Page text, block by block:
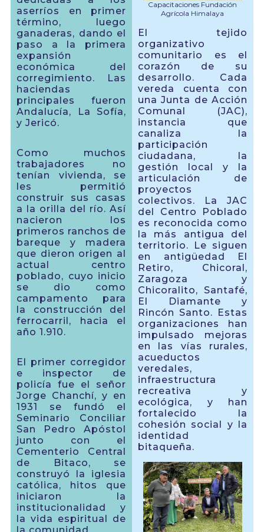
aserríos en primer
término, luego
ganaderas, dando el
paso a la primera
expansión
económica del
corregimiento. Las
haciendas
principales fueron
Andalucía, La Sofía,
y Jericó.
Como muchos
trabajadores no
tenían vivienda, se
les permitió
construir sus casas
a la orilla del río. Así
nacieron los
primeros ranchos de
bareque y madera
que dieron origen al
actual centro
poblado, cuyo inicio
se dio como
campamento para
la construcción del
ferrocarril, hacia el
año 1.910.
El primer corregidor
e inspector de
policía fue el señor
Jorge Chanchí, y en
1931 se fundó el
Seminario Conciliar
San Pedro Apóstol
junto con el
Cementerio Central
de Bitaco, se
construyó la iglesia
católica, hitos que
iniciaron la
institucionalidad y
la vida espiritual de
Capacitaciones Fundación
Agrícola Himalaya
El tejido
organizativo
comunitario es el
corazón de su
desarrollo. Cada
vereda cuenta con
una Junta de Acción
Comunal (JAC),
instancia que
canaliza la
participación
ciudadana, la
gestión local y la
articulación de
proyectos
colectivos. La JAC
del Centro Poblado
es reconocida como
la más antigua del
territorio. Le siguen
en antigüedad El
Retiro, Chicoral,
Zaragoza y
Chicoralito, Santafé,
El Diamante y
Rincón Santo. Estas
organizaciones han
impulsado mejoras
en las vías rurales,
acueductos
veredales,
infraestructura
recreativa y
ecológica, y han
fortalecido la
cohesión social y la
identidad
bitaqueña.